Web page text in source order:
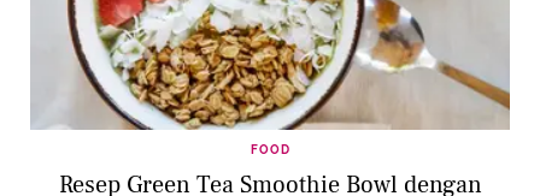
FOOD
Resep Green Tea Smoothie Bowl dengan